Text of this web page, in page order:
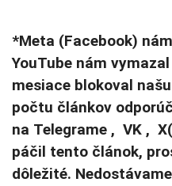
*Meta (Facebook)
YouTube nám
mesiace blokoval
počtu článkov
na Telegrame , VK ,
páčil tento článok,
dôležité.